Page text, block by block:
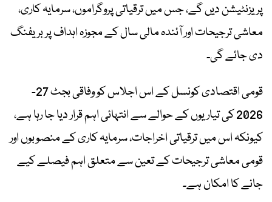
پریزنٹیشن دیں گے، جس میں ترقیاتی پروگراموں، سرمایہ کاری،
معاشی ترجیحات اور آئندہ مالی سال کے مجوزہ اہداف پر بریفنگ
دی جائے گی۔
قومی اقتصادی کونسل کے اس اجلاس کو وفاقی بجٹ 27-
2026 کی تیاریوں کے حوالے سے انتہائی اہم قرار دیا جا رہا ہے،
کیونکہ اس میں ترقیاتی اخراجات، سرمایہ کاری کے منصوبوں اور
قومی معاشی ترجیحات کے تعین سے متعلق اہم فیصلے کیے
جانے کا امکان ہے۔